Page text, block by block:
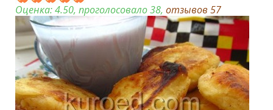
Оценка:4.50, проголосовало 38, отзывов 57